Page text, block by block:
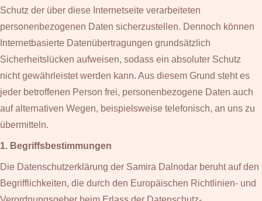
Schutz der über diese Internetseite verarbeiteten
personenbezogenen Daten sicherzustellen. Dennoch können
Internetbasierte Datenübertragungen grundsätzlich
Sicherheitslücken aufweisen, sodass ein absoluter Schutz
nicht gewährleistet werden kann. Aus diesem Grund steht es
jeder betroffenen Person frei, personenbezogene Daten auch
auf alternativen Wegen, beispielsweise telefonisch, an uns zu
übermitteln.
1. Begriffsbestimmungen
Die Datenschutzerklärung der Samira Dalnodar beruht auf den
Begrifflichkeiten, die durch den Europäischen Richtlinien- und